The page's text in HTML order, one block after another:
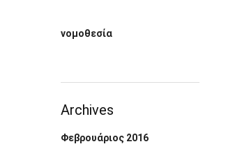
νομοθεσία
Archives
Φεβρουάριος 2016